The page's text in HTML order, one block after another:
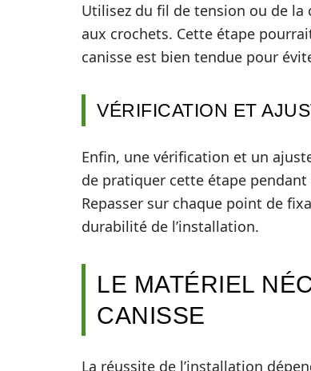
Utilisez du fil de tension ou de
aux crochets. Cette étape
canisse est bien tendue pour
VÉRIFICATION ET
Enfin, une vérification et un
de pratiquer cette étape
Repasser sur chaque point de
durabilité de l’installation.
LE MATÉRIEL
CANISSE
La réussite de l’installation